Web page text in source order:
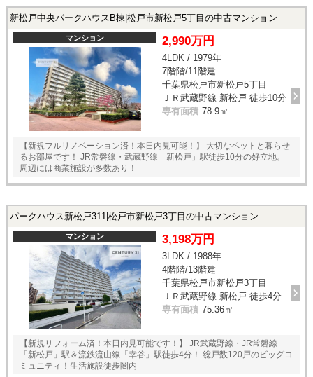
新松戸中央パークハウスB棟|松戸市新松戸5丁目の中古マンション
マンション 2,990万円
4LDK / 1979年
7階階/11階建
千葉県松戸市新松戸5丁目
ＪＲ武蔵野線 新松戸 徒歩10分
専有面積 78.9㎡
【新規フルリノベーション済！本日内見可能！】 大切なペットと暮らせ
るお部屋です！ JR常磐線・武蔵野線「新松戸」駅徒歩10分の好立地。
周辺には商業施設が多数あり！
パークハウス新松戸311|松戸市新松戸3丁目の中古マンション
マンション 3,198万円
3LDK / 1988年
4階階/13階建
千葉県松戸市新松戸3丁目
ＪＲ武蔵野線 新松戸 徒歩4分
専有面積 75.36㎡
【新規リフォーム済！本日内見可能です！】 JR武蔵野線・JR常磐線
「新松戸」駅＆流鉄流山線「幸谷」駅徒歩4分！ 総戸数120戸のビッグコ
ミュニティ！生活施設徒歩圏内